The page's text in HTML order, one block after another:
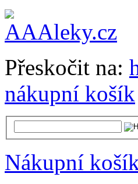
Přeskočit na:
nákupní košík
Nákupní